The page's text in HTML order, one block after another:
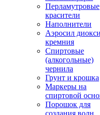
Перламутровые
красители
Наполнители
Аэросил
кремния
Спиртовые
(алкогольные)
чернила
Грунт и крошка
Маркеры на
спиртовой
Порошок для
создания волн